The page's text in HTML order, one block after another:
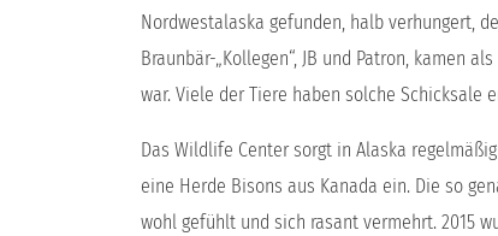
Nordwestalaska gefunden, halb verhungert,
Braunbär-„Kollegen“, JB und Patron, kamen
war. Viele der Tiere haben solche Schicksale
Das Wildlife Center sorgt in Alaska
eine Herde Bisons aus Kanada ein. Die so
wohl gefühlt und sich rasant vermehrt. 2015